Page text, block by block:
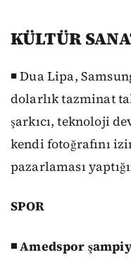
KÜLTÜR
◾ Dua Lipa,
dolarlık tazminat
şarkıcı, teknoloji
kendi fotoğrafını
pazarlaması
SPOR
◾ Amedspor